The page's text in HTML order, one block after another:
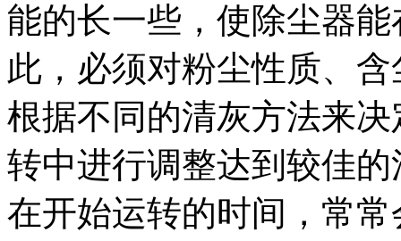
能的长一些，使除尘器
此，必须对粉尘性质、
根据不同的清灰方法来
转中进行调整达到较佳
在开始运转的时间，常